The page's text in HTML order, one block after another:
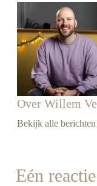
Over Willem
Bekijk alle
Eén